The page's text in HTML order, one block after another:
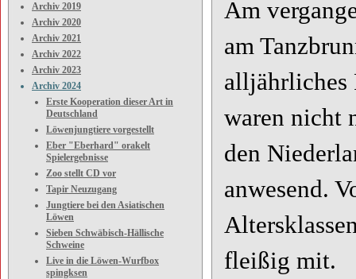
Archiv 2019
Archiv 2020
Archiv 2021
Archiv 2022
Archiv 2023
Archiv 2024
Erste Kooperation dieser Art in
Deutschland
Löwenjungtiere vorgestellt
Eber "Eberhard" orakelt
Spielergebnisse
Zoo stellt CD vor
Tapir Neuzugang
Jungtiere bei den Asiatischen
Löwen
Sieben Schwäbisch-Hällische
Schweine
Live in die Löwen-Wurfbox
spingksen
Am
am
alljährliches
waren nicht
den
anwesend.
fleißig mit.